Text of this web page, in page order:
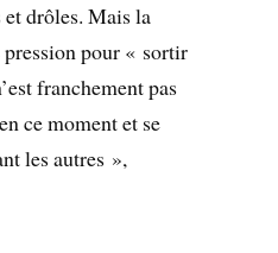
et drôles. Mais la
pression pour « sortir
franchement pas
ce moment et se
les autres »,